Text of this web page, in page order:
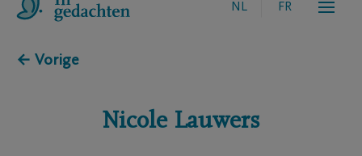
NL FR
← Vorige
Nicole Lauwers